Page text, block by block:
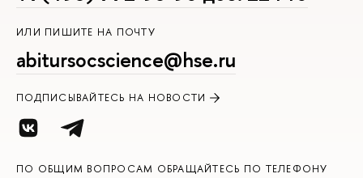
ИЛИ ПИШИТЕ НА ПОЧТУ
abitursocscience@hse.ru
ПОДПИСЫВАЙТЕСЬ НА НОВОСТИ
ПО ОБЩИМ ВОПРОСАМ ОБРАЩАЙТЕСЬ ПО ТЕЛЕФОНУ